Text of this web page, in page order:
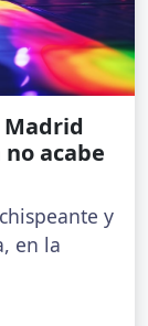
Madrid
acabe
y
en la